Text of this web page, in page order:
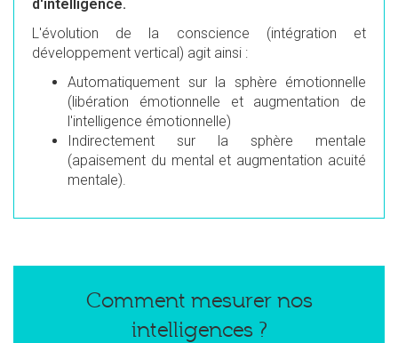
d'intelligence.
L'évolution de la conscience (intégration et
développement vertical) agit ainsi :
Automatiquement sur la sphère émotionnelle
(libération émotionnelle et augmentation de
l'intelligence émotionnelle)
Indirectement sur la sphère mentale
(apaisement du mental et augmentation acuité
mentale).
Comment mesurer nos
intelligences ?